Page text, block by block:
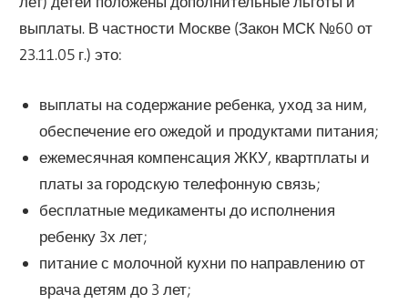
выплаты. В частности Москве (Закон МСК №60 от
23.11.05 г.) это:
выплаты на содержание ребенка, уход за ним,
обеспечение его ожедой и продуктами питания;
ежемесячная компенсация ЖКУ, квартплаты и
платы за городскую телефонную связь;
бесплатные медикаменты до исполнения
ребенку 3х лет;
питание с молочной кухни по направлению от
врача детям до 3 лет;